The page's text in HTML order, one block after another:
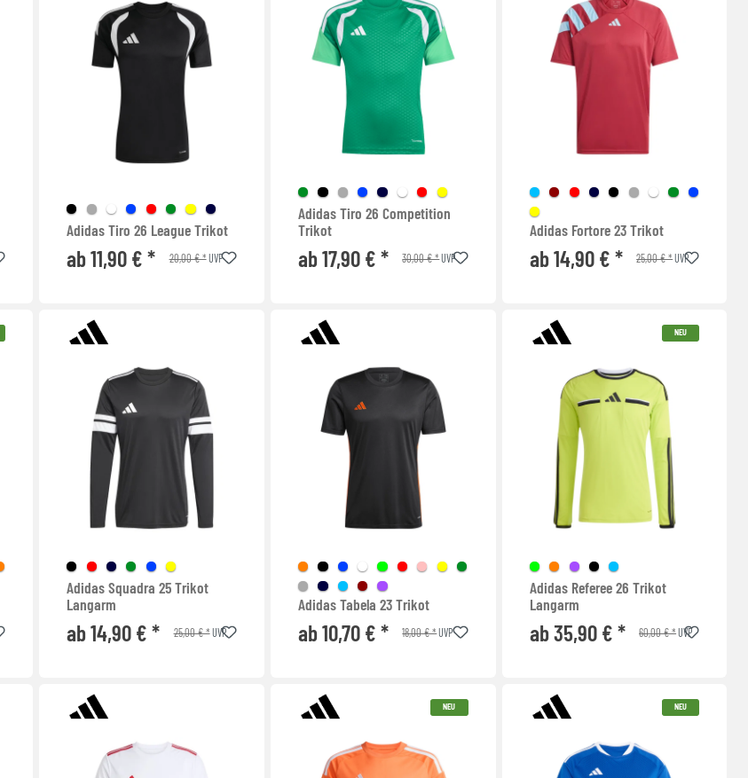
Adidas Tiro 26 League Trikot
ab 11,90 € * 20,00 € *UVP
Adidas Tiro 26 Competition
Trikot
ab 17,90 € * 30,00 € *UVP
Adidas Fortore 23 Trikot
ab 14,90 € * 25,00 € *UVP
Adidas Squadra 25 Trikot
Langarm
ab 14,90 € * 25,00 € *UVP
Adidas Tabela 23 Trikot
ab 10,70 € * 18,00 € *UVP
NEU
Adidas Referee 26 Trikot
Langarm
ab 35,90 € * 60,00 € *UVP
NEU NEU